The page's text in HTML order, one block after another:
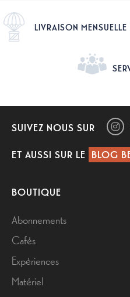
LIVRAISON MENSUELLE
SUIVEZ NOUS SUR
ET AUSSI SUR LE BLOG
BOUTIQUE
Abonnements
Cafés
Expériences
Matériel